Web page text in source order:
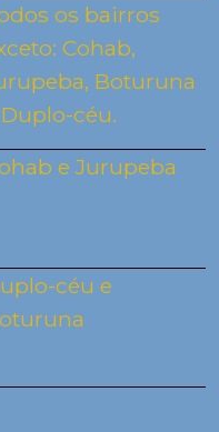
os bairros
Cohab,
Boturuna
céu.
e Jurupeba
céu e